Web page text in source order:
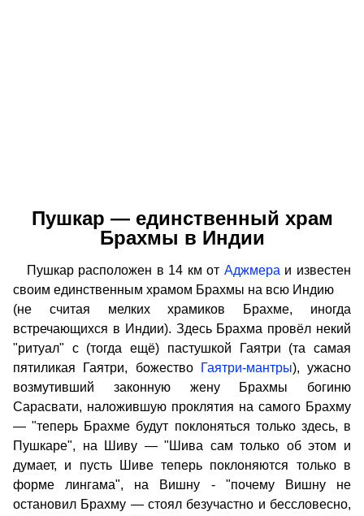
Пушкар — единственный храм
Брахмы в Индии
Пушкар расположен в 14 км от Аджмера и известен
своим единственным храмом Брахмы на всю Индию
(не считая мелких храмиков Брахме, иногда
встречающихся в Индии). Здесь Брахма провёл некий
"ритуал" с (тогда ещё) пастушкой Гаятри (та самая
пятиликая Гаятри, божество
Гаятри-мантры), ужасно
возмутивший законную жену Брахмы богиню
Сарасвати, наложившую проклятия на самого Брахму
— "теперь Брахме будут поклоняться только здесь, в
Пушкаре", на Шиву — "Шива сам только об этом и
думает, и пусть Шиве теперь поклоняются только в
форме лингама", на Вишну - "почему Вишну не
остановил Брахму — стоял безучастно и бессловесно,